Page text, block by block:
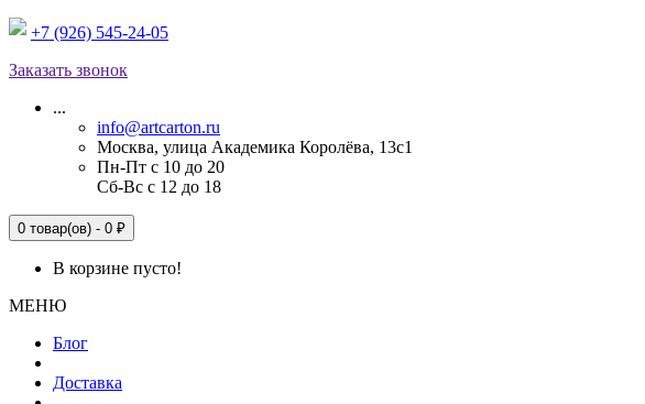
+7 (926) 545-24-05
Заказать звонок
...
info@artcarton.ru
Москва, улица Академика Королёва, 13с1
Пн-Пт с 10 до 20
Сб-Вс с 12 до 18
0 товар(ов) - 0 ₽
В корзине пусто!
МЕНЮ
Блог
Доставка